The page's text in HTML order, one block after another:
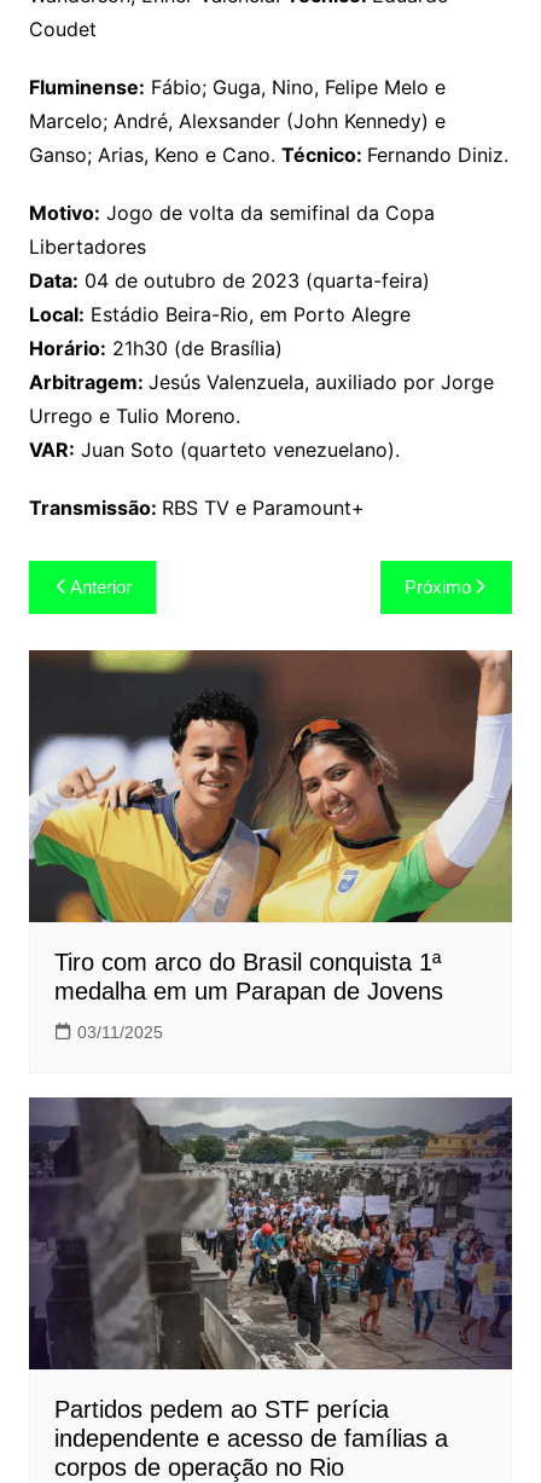
Coudet
Fluminense: Fábio; Guga, Nino, Felipe Melo e
Marcelo; André, Alexsander (John Kennedy) e
Ganso; Arias, Keno e Cano. Técnico: Fernando Diniz.
Motivo: Jogo de volta da semifinal da Copa
Libertadores
Data: 04 de outubro de 2023 (quarta-feira)
Local: Estádio Beira-Rio, em Porto Alegre
Horário: 21h30 (de Brasília)
Arbitragem: Jesús Valenzuela, auxiliado por Jorge
Urrego e Tulio Moreno.
VAR: Juan Soto (quarteto venezuelano).
Transmissão: RBS TV e Paramount+
Navegação
de
Post
Anterior Próximo
Tiro com arco do Brasil conquista 1ª
medalha em um Parapan de Jovens
03/11/2025
Partidos pedem ao STF perícia
independente e acesso de famílias a
corpos de operação no Rio